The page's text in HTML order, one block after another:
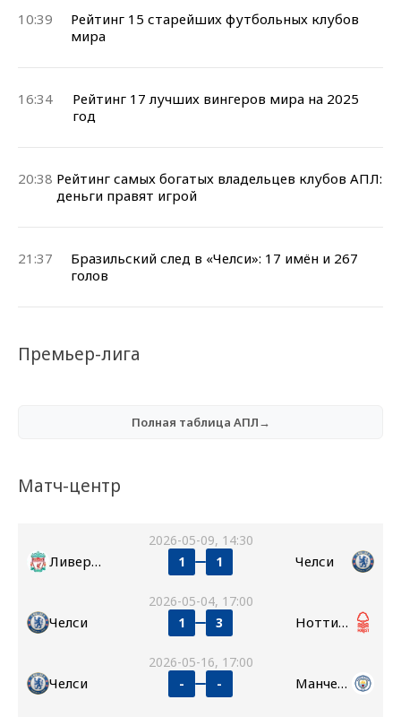
10:39
Рейтинг 15 старейших футбольных клубов
мира
16:34
Рейтинг 17 лучших вингеров мира на 2025
год
20:38 Рейтинг самых богатых владельцев клубов АПЛ:
деньги правят игрой
21:37
Бразильский след в «Челси»: 17 имён и 267
голов
Премьер-лига
Полная таблица АПЛ→
Матч-центр
2026-05-09, 14:30
Ливерпуль 1 1 Челси
2026-05-04, 17:00
Челси 1 3 Ноттингем Форест
2026-05-16, 17:00
Челси - - Манчестер Сити